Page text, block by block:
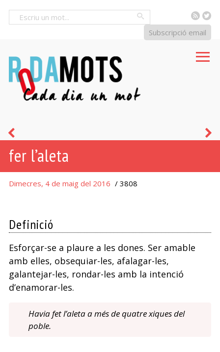
RSS
Subscripció email
fer l’aleta
Dimecres, 4 de maig del 2016 / 3808
Definició
Esforçar-se a plaure a les dones. Ser amable
amb elles, obsequiar-les, afalagar-les,
galantejar-les, rondar-les amb la intenció
d’enamorar-les.
Havia fet l’aleta a més de quatre xiques del
poble.
amor
cortès